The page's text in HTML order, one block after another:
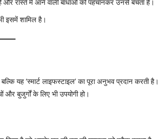
रास्ते में आने वाली बाधाओं को पहचानकर उनसे बचता है।
इसमें शामिल है।
यह ‘स्मार्ट लाइफस्टाइल’ का पूरा अनुभव प्रदान करती है।
बुजुर्गों के लिए भी उपयोगी हो।